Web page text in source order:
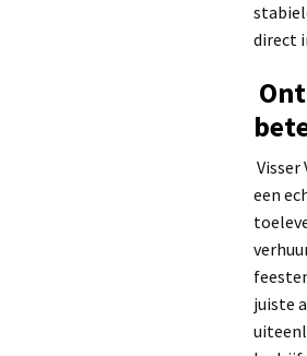
direct
een
juiste